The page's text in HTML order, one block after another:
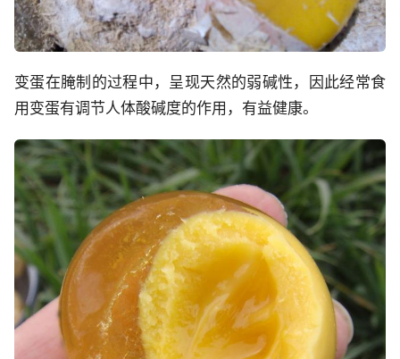
变蛋在腌制的过程中，呈现天然的弱碱性，因此经常食
用变蛋有调节人体酸碱度的作用，有益健康。